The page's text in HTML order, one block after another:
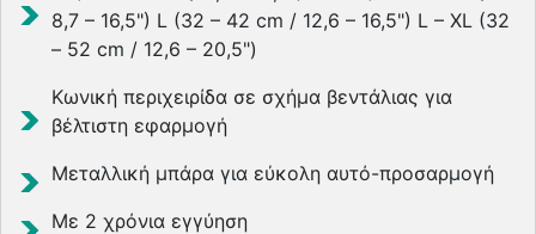
8,7 – 16,5") L (32 – 42 cm / 12,6 – 16,5") L – XL (32
– 52 cm / 12,6 – 20,5")
Κωνική περιχειρίδα σε σχήμα βεντάλιας για
βέλτιστη εφαρμογή
Μεταλλική μπάρα για εύκολη αυτό-προσαρμογή
Με 2 χρόνια εγγύηση